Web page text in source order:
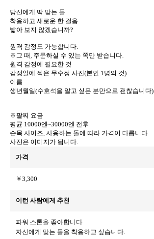
당신에게 딱 맞는 돌
착용하고 새로운 한 걸음
밟아 보지 않겠습니까?
원격 감정도 가능합니다.
※그 때, 주문하실 수 있는 쪽만 받습니다.
원격 감정에 필요한 것
감정일에 찍은 무수정 사진(본인 1명의 것)
이름
생년월일(수호석을 알고 싶은 분만으로 괜찮습니다)
※팔찌 요금
평균 10000엔~30000엔 전후
손목 사이즈, 사용하는 돌에 따라 가격이 다릅니다.
사진은 이미지가 됩니다.
가격
￥3,300
이런 사람에게 추천
파워 스톤을 좋아합니다.
자신에게 맞는 돌을 착용하고 싶습니다.